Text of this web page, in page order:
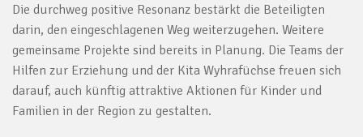
Die durchweg positive Resonanz bestärkt die Beteiligten
darin, den eingeschlagenen Weg weiterzugehen. Weitere
gemeinsame Projekte sind bereits in Planung. Die Teams der
Hilfen zur Erziehung und der Kita Wyhrafüchse freuen sich
darauf, auch künftig attraktive Aktionen für Kinder und
Familien in der Region zu gestalten.